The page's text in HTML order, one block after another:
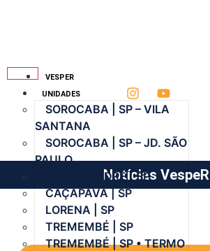
VESPER
UNIDADES
SOROCABA | SP – VILA
SANTANA
SOROCABA | SP – JD. SÃO
PAULO
SANTO ANDRÉ | SP
CAÇAPAVA | SP
LORENA | SP
TREMEMBÉ | SP
TREMEMBÉ | SP • TERMO
Notícias VespeR